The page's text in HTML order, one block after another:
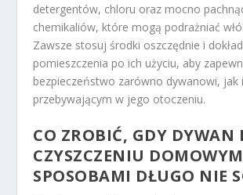
detergentów, chloru oraz mocno
chemikaliów, które mogą podrażniać
Zawsze stosuj środki oszczędnie i
pomieszczenia po ich użyciu, aby
bezpieczeństwo zarówno dywanowi, jak
przebywającym w jego otoczeniu.
CO ZROBIĆ, GDY DYWAN
CZYSZCZENIU
SPOSOBAMI DŁUGO NIE